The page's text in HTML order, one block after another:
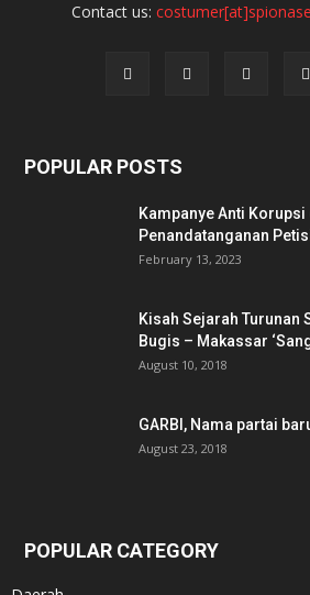
Contact us:
POPULAR POSTS
Kampanye Anti
Penandatanganan
February 13, 2023
Kisah Sejarah Turunan
Bugis – Makassar
August 10, 2018
GARBI, Nama partai
August 23, 2018
POPULAR CATEGORY